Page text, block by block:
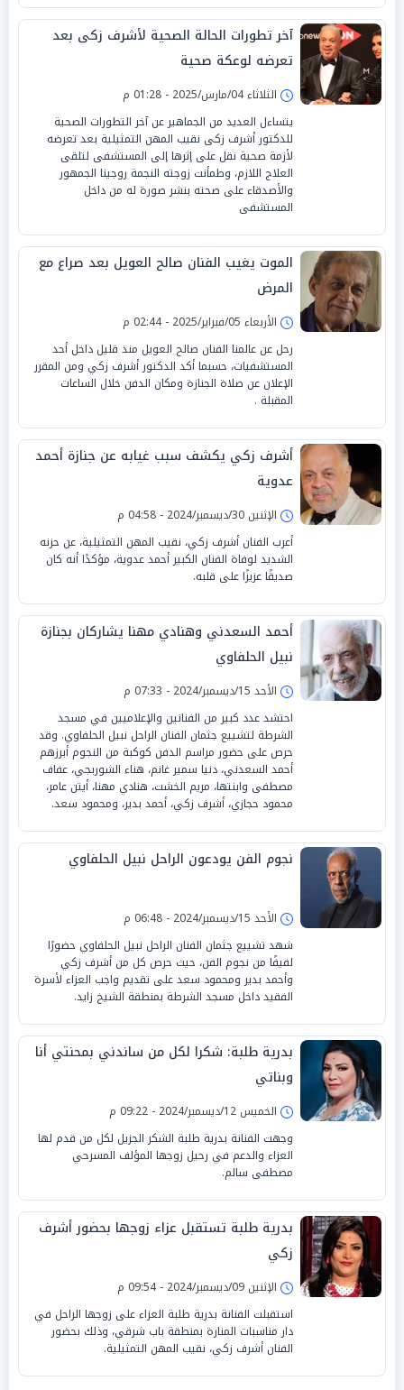
آخر تطورات الحالة الصحية لأشرف زكى بعد
تعرضه لوعكة صحية
الثلاثاء 04/مارس/2025 - 01:28 م
يتساءل العديد من الجماهير عن آخر التطورات الصحية
للدكتور أشرف زكى نقيب المهن التمثيلية بعد تعرضه
لأزمة صحية نقل على إثرها إلى المستشفى لتلقى
العلاج اللازم، وطمأنت زوجته النجمة روجينا الجمهور
والأصدقاء على صحته بنشر صورة له من داخل
المستشفى
الموت يغيب الفنان صالح العويل بعد صراع مع
المرض
الأربعاء 05/فبراير/2025 - 02:44 م
رحل عن عالمنا الفنان صالح العويل منذ قليل داخل أحد
المستشفيات، حسبما أكد الدكتور أشرف زكي ومن المقرر
الإعلان عن صلاة الجنازة ومكان الدفن خلال الساعات
المقبلة .
أشرف زكي يكشف سبب غيابه عن جنازة أحمد
عدوية
الإثنين 30/ديسمبر/2024 - 04:58 م
أعرب الفنان أشرف زكي، نقيب المهن التمثيلية، عن حزنه
الشديد لوفاة الفنان الكبير أحمد عدوية، مؤكدًا أنه كان
صديقًا عزيزًا على قلبه.
أحمد السعدني وهنادي مهنا يشاركان بجنازة
نبيل الحلفاوي
الأحد 15/ديسمبر/2024 - 07:33 م
احتشد عدد كبير من الفنانين والإعلاميين في مسجد
الشرطة لتشييع جثمان الفنان الراحل نبيل الحلفاوي. وقد
حرص على حضور مراسم الدفن كوكبة من النجوم أبرزهم
أحمد السعدني، دنيا سمير غانم، هناء الشوربجي، عفاف
مصطفى وابنتها، مريم الخشت، هنادي مهنا، أيتن عامر،
محمود حجازي، أشرف زكي، أحمد بدير، ومحمود سعد.
نجوم الفن يودعون الراحل نبيل الحلفاوي
الأحد 15/ديسمبر/2024 - 06:48 م
شهد تشييع جثمان الفنان الراحل نبيل الحلفاوي حضورًا
لفيفًا من نجوم الفن، حيث حرص كل من أشرف زكي
وأحمد بدير ومحمود سعد على تقديم واجب العزاء لأسرة
الفقيد داخل مسجد الشرطة بمنطقة الشيخ زايد.
بدرية طلبة: شكرا لكل من ساندني بمحنتي أنا
وبناتي
الخميس 12/ديسمبر/2024 - 09:22 م
وجهت الفنانة بدرية طلبة الشكر الجزيل لكل من قدم لها
العزاء والدعم في رحيل زوجها المؤلف المسرحي
مصطفى سالم.
بدرية طلبة تستقبل عزاء زوجها بحضور أشرف
زكي
الإثنين 09/ديسمبر/2024 - 09:54 م
استقبلت الفنانة بدرية طلبة العزاء على زوجها الراحل في
دار مناسبات المنارة بمنطقة باب شرقي، وذلك بحضور
الفنان أشرف زكي، نقيب المهن التمثيلية.